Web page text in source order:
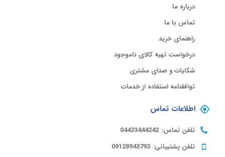
درباره ما
تماس با ما
راهنمای خرید
درخواست تهیه کالای ناموجود
شکایات و صدای مشتری
توافقنامه استفاده از خدمات
اطلاعات تماس
تلفن تماس: 04433444242
تلفن پشتیبانی: 09128943793